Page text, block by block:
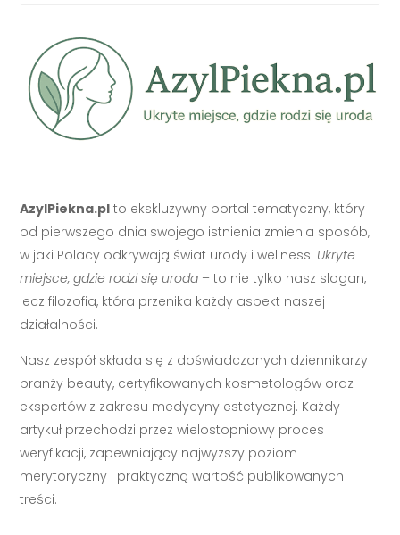
AzylPiekna.pl to ekskluzywny portal tematyczny, który
od pierwszego dnia swojego istnienia zmienia sposób,
w jaki Polacy odkrywają świat urody i wellness. Ukryte
miejsce, gdzie rodzi się uroda – to nie tylko nasz slogan,
lecz filozofia, która przenika każdy aspekt naszej
działalności.
Nasz zespół składa się z doświadczonych dziennikarzy
branży beauty, certyfikowanych kosmetologów oraz
ekspertów z zakresu medycyny estetycznej. Każdy
artykuł przechodzi przez wielostopniowy proces
weryfikacji, zapewniający najwyższy poziom
merytoryczny i praktyczną wartość publikowanych
treści.